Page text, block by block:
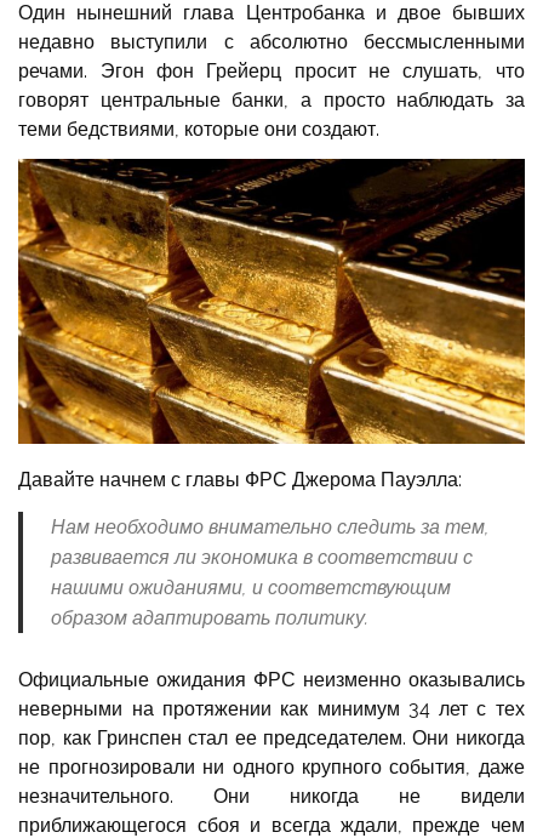
Один нынешний глава Центробанка и двое бывших
недавно выступили с абсолютно бессмысленными
речами. Эгон фон Грейерц просит не слушать, что
говорят центральные банки, а просто наблюдать за
теми бедствиями, которые они создают.
Давайте начнем с главы ФРС Джерома Пауэлла:
Нам необходимо внимательно следить за тем,
развивается ли экономика в соответствии с
нашими ожиданиями, и соответствующим
образом адаптировать политику.
Официальные ожидания ФРС неизменно оказывались
неверными на протяжении как минимум 34 лет с тех
пор, как Гринспен стал ее председателем. Они никогда
не прогнозировали ни одного крупного события, даже
незначительного. Они никогда не видели
приближающегося сбоя и всегда ждали, прежде чем